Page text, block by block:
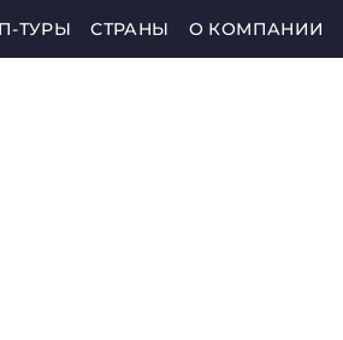
ТУРЫ СТРАНЫ О КОМПАНИИ